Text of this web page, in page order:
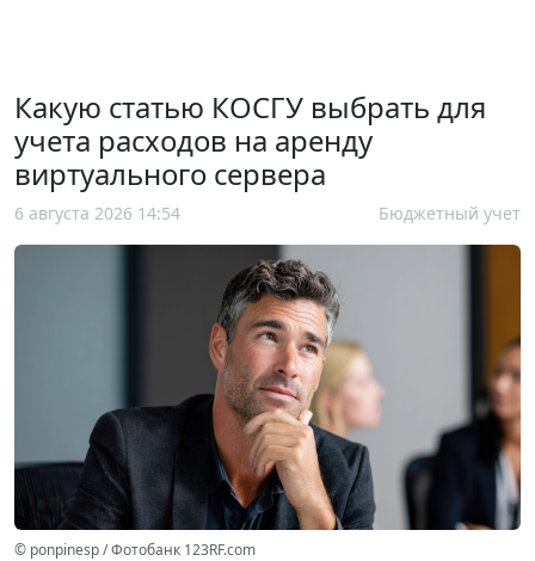
Какую статью КОСГУ выбрать для
учета расходов на аренду
виртуального сервера
6 августа 2026 14:54 Бюджетный учет
© ponpinesp / Фотобанк 123RF.com